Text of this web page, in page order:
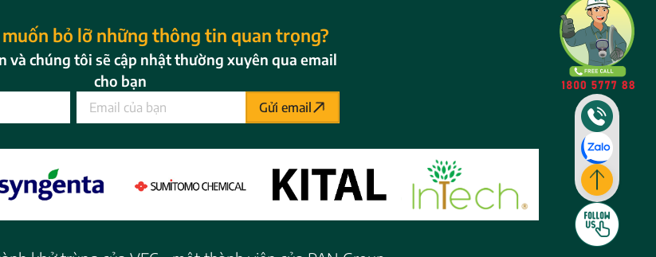
bỏ lỡ những thông tin quan trọng?
và chúng tôi sẽ cập nhật thường xuyên qua email
cho bạn
Gửi email